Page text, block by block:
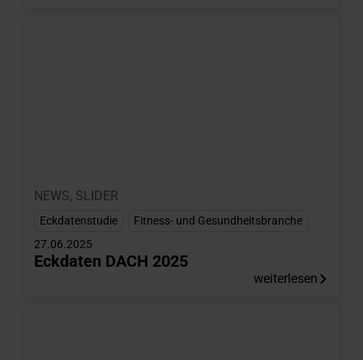
NEWS, SLIDER
Eckdatenstudie
Fitness- und Gesundheitsbranche
27.06.2025
Eckdaten DACH 2025
weiterlesen